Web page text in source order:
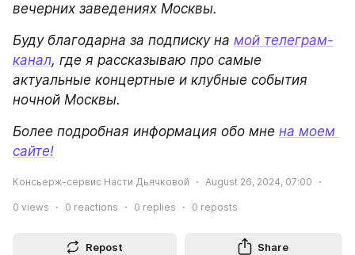
вечерних заведениях Москвы.
Буду благодарна за подписку на мой телеграм-
канал, где я рассказываю про самые
актуальные концертные и клубные события
ночной Москвы.
Более подробная информация обо мне на моем
сайте!
Консьерж-сервис Насти Дьячковой August 26, 2024, 07:00
0 views 0 reactions 0 replies 0 reposts
Repost Share